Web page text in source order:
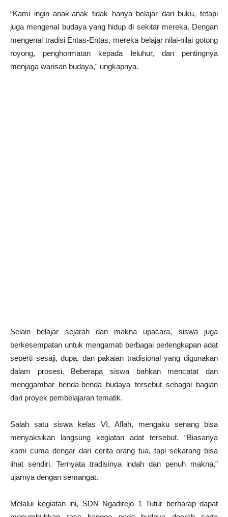
“Kami ingin anak-anak tidak hanya belajar dari buku, tetapi
juga mengenal budaya yang hidup di sekitar mereka. Dengan
mengenal tradisi Entas-Entas, mereka belajar nilai-nilai gotong
royong, penghormatan kepada leluhur, dan pentingnya
menjaga warisan budaya,” ungkapnya.
Selain belajar sejarah dan makna upacara, siswa juga
berkesempatan untuk mengamati berbagai perlengkapan adat
seperti sesaji, dupa, dan pakaian tradisional yang digunakan
dalam prosesi. Beberapa siswa bahkan mencatat dan
menggambar benda-benda budaya tersebut sebagai bagian
dari proyek pembelajaran tematik.
Salah satu siswa kelas VI, Aflah, mengaku senang bisa
menyaksikan langsung kegiatan adat tersebut. “Biasanya
kami cuma dengar dari cerita orang tua, tapi sekarang bisa
lihat sendiri. Ternyata tradisinya indah dan penuh makna,”
ujarnya dengan semangat.
Melalui kegiatan ini, SDN Ngadirejo 1 Tutur berharap dapat